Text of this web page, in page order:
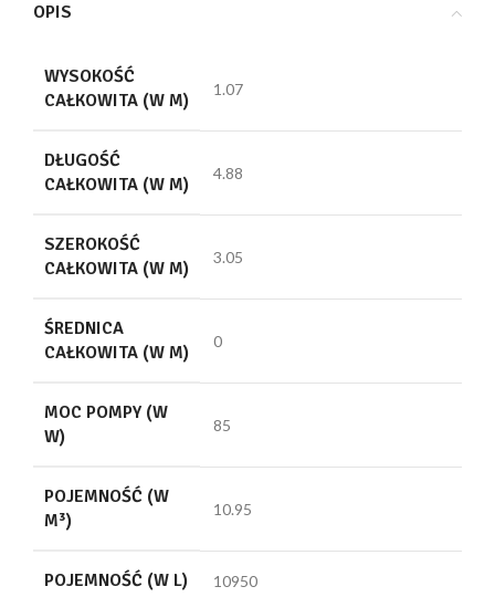
OPIS
WYSOKOŚĆ
CAŁKOWITA (W M)
1.07
DŁUGOŚĆ
CAŁKOWITA (W M)
4.88
SZEROKOŚĆ
CAŁKOWITA (W M)
3.05
ŚREDNICA
CAŁKOWITA (W M)
0
MOC POMPY (W
W)
85
POJEMNOŚĆ (W
M³)
10.95
POJEMNOŚĆ (W L) 10950